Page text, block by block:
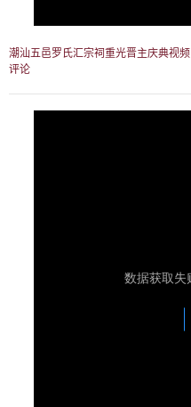
潮汕五邑罗氏汇宗祠重光晋主庆典视频
评论